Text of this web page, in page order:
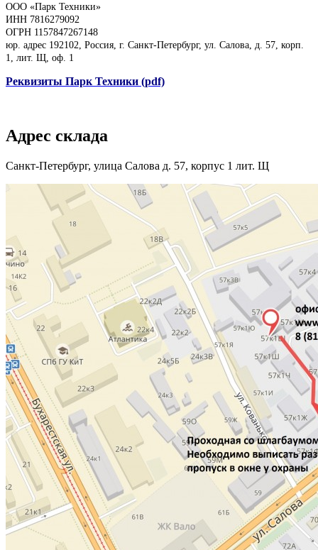
ООО «Парк Техники»
ИНН 7816279092
ОГРН 1157847267148
юр. адрес 192102, Россия, г. Санкт-Петербург, ул. Салова, д. 57, корп.
1, лит. Щ, оф. 1
Реквизиты Парк Техники (pdf)
Адрес склада
Санкт-Петербург, улица Салова д. 57, корпус 1 лит. Щ